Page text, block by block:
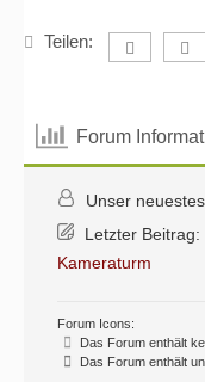
Teilen:
Forum
Unser
Letzter Beitrag:
Kameraturm
Forum Icons:
Das Forum enthält
Das Forum enthält